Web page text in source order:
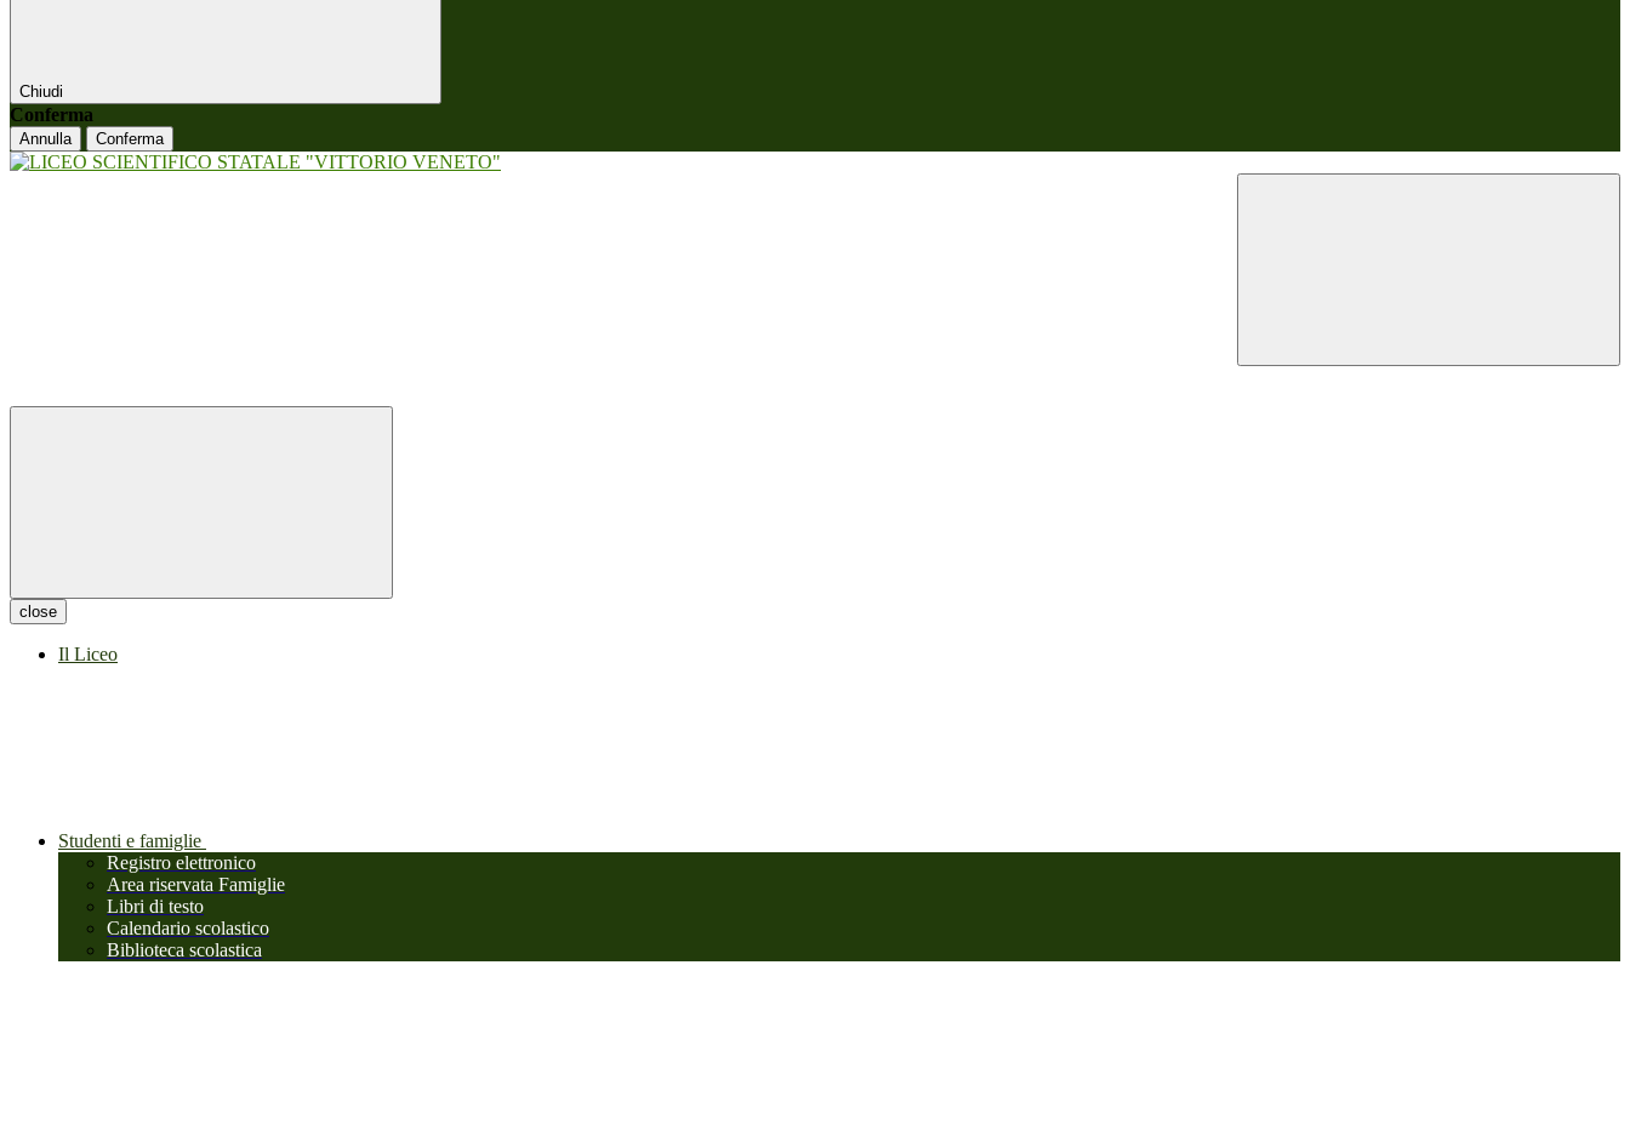
Chiudi
Conferma
Annulla Conferma
close
Il Liceo
Studenti e famiglie
Registro elettronico
Area riservata Famiglie
Libri di testo
Calendario scolastico
Biblioteca scolastica